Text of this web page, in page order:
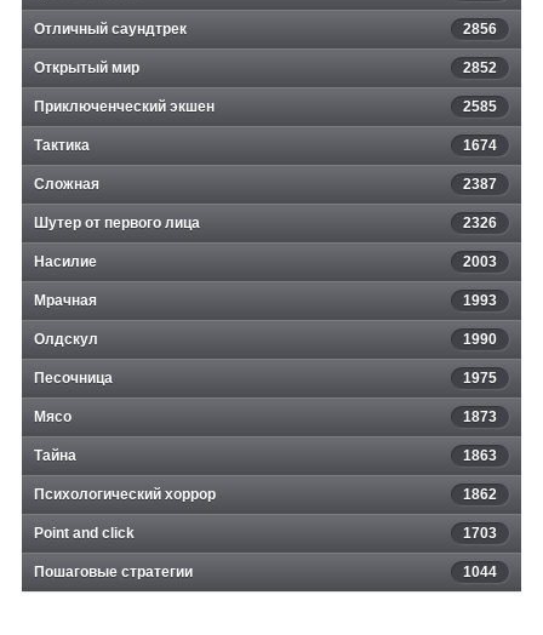
Отличный саундтрек 2856
Открытый мир 2852
Приключенческий экшен 2585
Тактика 1674
Сложная 2387
Шутер от первого лица 2326
Насилие 2003
Мрачная 1993
Олдскул 1990
Песочница 1975
Мясо 1873
Тайна 1863
Психологический хоррор 1862
Point and click 1703
Пошаговые стратегии 1044